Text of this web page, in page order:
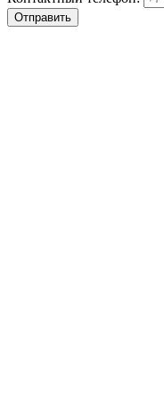
Отправить